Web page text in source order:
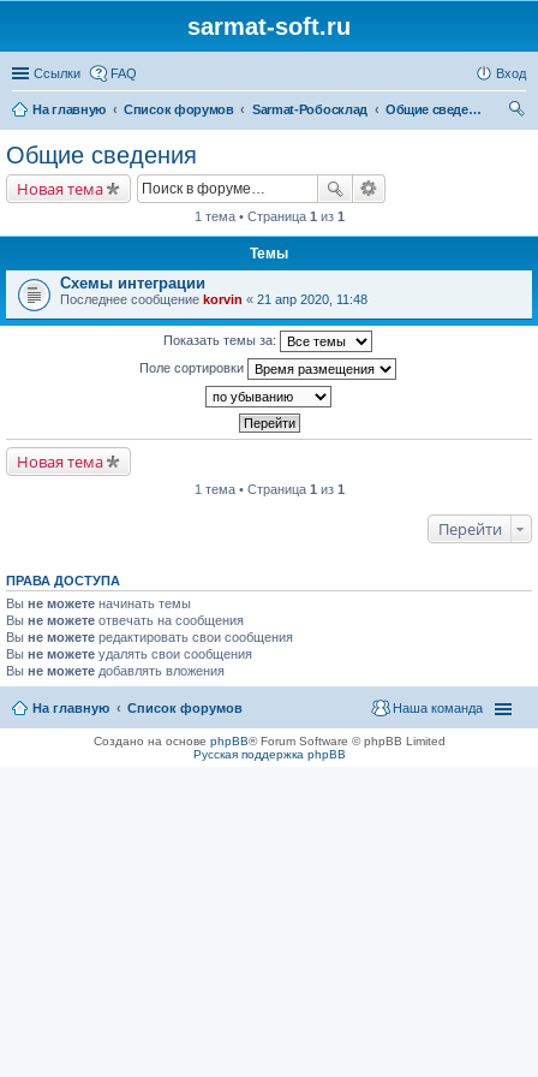
sarmat-soft.ru
Ссылки FAQ Вход
На главную Список форумов Sarmat-Робосклад
Общие сведения
Общие сведения
Новая тема
1 тема • Страница 1 из 1
Темы
Схемы интеграции
Последнее сообщение korvin « 21 апр 2020, 11:48
Показать темы за:
Поле сортировки
Новая тема
1 тема • Страница 1 из 1
Перейти
ПРАВА ДОСТУПА
Вы не можете начинать темы
Вы не можете отвечать на сообщения
Вы не можете редактировать свои сообщения
Вы не можете удалять свои сообщения
Вы не можете добавлять вложения
На главную Список форумов Наша команда
Создано на основе phpBB® Forum Software © phpBB Limited
Русская поддержка phpBB